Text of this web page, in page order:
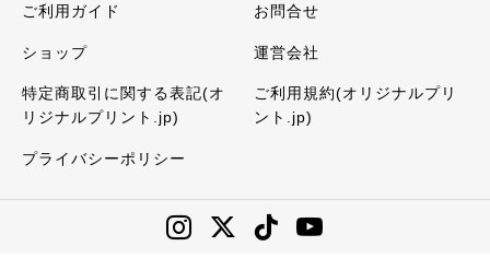
ご利用ガイド お問合せ
ショップ 運営会社
特定商取引に関する表記(オ
リジナルプリント.jp)
ご利用規約(オリジナルプリ
ント.jp)
プライバシーポリシー